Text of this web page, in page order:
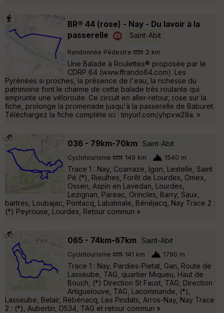
BR® 44 (rose) - Nay - Du lavoir à la
passerelle
Saint-Abit
Randonnée Pédestre 2 km
Une Balade à Roulettes® proposée par le
CDRP 64 (www.ffrando64.com). Les
Pyrénées si proches, la présence de l'eau, la richesse du
patrimoine font le charme de cette balade très roulante qui
emprunte une véloroute. Ce circuit en aller-retour, rose sur la
fiche, prolonge la promenade jusqu'à la passerelle de Baburet.
Téléchargez la fiche complète ici : tinyurl.com/yhpxw29a. »
036 - 79km-70km Saint-Abit
Cyclotourisme 149 km 1540 m
Trace 1 : Nay, Coarraze, Igon, Lestelle, Saint
Pé (*), Rieulhes, Forêt de Lourdes, Omex,
Ossen, Aspin en Lavedan, Lourdes,
Lezignan, Pareac, Orincles, Barry, Saux,
bartres, Loubajac, Pontacq, Labatmale, Bénéjacq, Nay Trace 2 :
(*) Peyrouse, Lourdes, Retour commun »
065 - 74km-67km Saint-Abit
Cyclotourisme 141 km 1790 m
Trace 1 : Nay, Pardies-Pietat, Gan, Route de
Lasseube, TAG, quartier Miqueu, Haut de
Bouch, (*) Direction St Faust, TAG, Direction
Artiguelouve, TAG, Lacommande, (*),
Lasseube, Belair, Rébénacq, Les Pindats, Arros-Nay, Nay Trace
2 : (*), Aubertin, D534, TAG et retour commun »